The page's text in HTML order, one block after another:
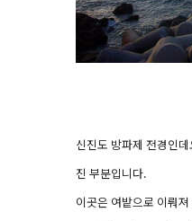
신진도 방파제 전경인
진 부분입니다.
이곳은 여밭으로 이뤄